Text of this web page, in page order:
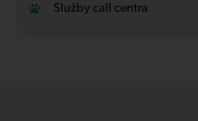
Služby call centra